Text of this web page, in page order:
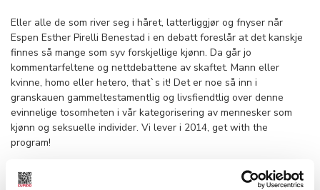
Eller alle de som river seg i håret, latterliggjør og fnyser når
Espen Esther Pirelli Benestad i en debatt foreslår at det kanskje
finnes så mange som syv forskjellige kjønn. Da går jo
kommentarfeltene og nettdebattene av skaftet. Mann eller
kvinne, homo eller hetero, that`s it! Det er noe så inn i
granskauen gammeltestamentlig og livsfiendtlig over denne
evinnelige tosomheten i vår kategorisering av mennesker som
kjønn og seksuelle individer. Vi lever i 2014, get with the
program!
Den enkle verdens tid er forlengst forbi. De som er bygget for
fremtiden er de som evner å takle en kompleks og sammensatt